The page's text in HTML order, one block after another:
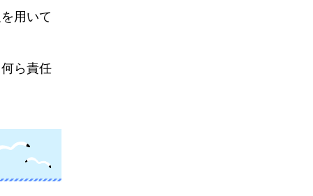
用いて
ら責任